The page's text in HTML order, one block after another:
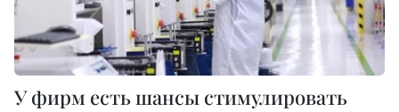
У фирм есть шансы стимулировать